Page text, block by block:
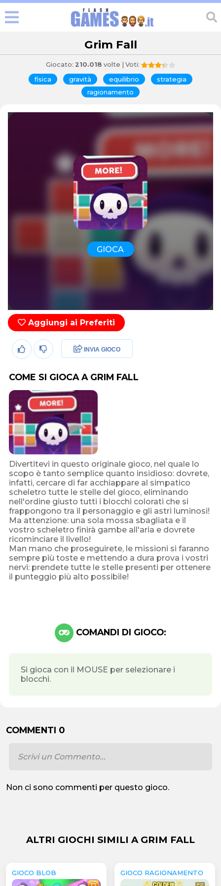
Grim Fall
Giocato: 210.018 volte | Voti:
fisica gravità equilibrio
strategia
ragionamento
GIOCA
Aggiungi ai Preferiti
INVIA GIOCO
COME SI GIOCA A GRIM FALL
Divertitevi in questo originale gioco, nel quale lo
scopo è tanto semplice quanto insidioso: dovrete,
infatti, cercare di far acchiappare al simpatico
scheletro tutte le stelle del gioco, eliminando
nell'ordine giusto tutti i blocchi colorati che si
frappongono tra il personaggio e gli astri luminosi!
Ma attenzione: una sola mossa sbagliata e il
vostro scheletro finirà gambe all'aria e dovrete
ricominciare il livello!
Man mano che proseguirete, le missioni si faranno
sempre più toste e mettendo a dura prova i vostri
nervi: prendete tutte le stelle presenti per ottenere
il punteggio più alto possibile!
COMANDI DI GIOCO:
Si gioca con il MOUSE per selezionare i
blocchi.
COMMENTI 0
Non ci sono commenti per questo gioco.
ALTRI GIOCHI SIMILI A GRIM FALL
GIOCO BLOB GIOCO RAGIONAMENTO